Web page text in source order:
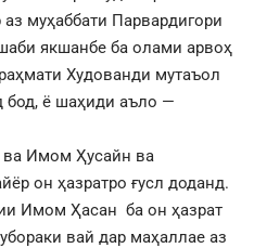
муҳаббати Парвардигори
якшанбе ба олами арвоҳ
Худованди мутаъол
бод, ё шаҳиди аъло —
Имом Ҳусайн ва
он ҳазратро ғусл доданд.
Имом Ҳасан ба он ҳазрат
вай дар маҳаллае аз